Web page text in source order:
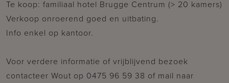
Te koop: familiaal hotel Brugge Centrum (> 20 kamers)
Verkoop onroerend goed en uitbating.
Info enkel op kantoor.
Voor verdere informatie of vrijblijvend bezoek
contacteer Wout op 0475 96 59 38 of mail naar